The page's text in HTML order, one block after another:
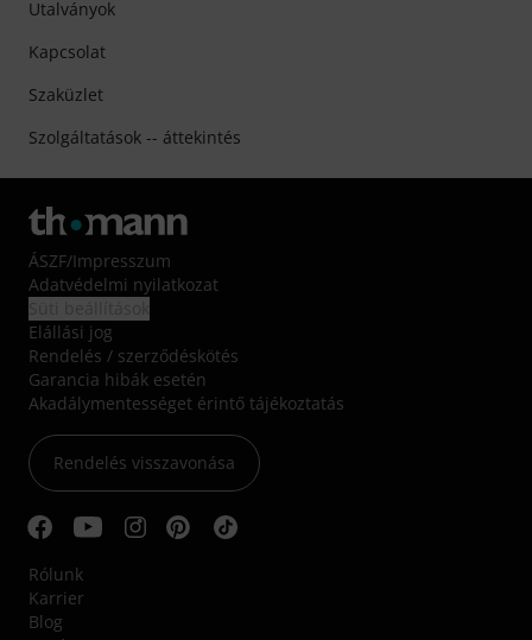
Utalványok
Kapcsolat
Szaküzlet
Szolgáltatások -- áttekintés
ÁSZF/Impresszum
Adatvédelmi nyilatkozat
Elállási jog
Rendelés / szerződéskötés
Garancia hibák esetén
Akadálymentességet érintő tájékoztatás
Rendelés visszavonása
Rólunk
Karrier
Blog